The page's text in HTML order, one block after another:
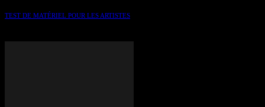
TEST DE MATÉRIEL POUR LES ARTISTES